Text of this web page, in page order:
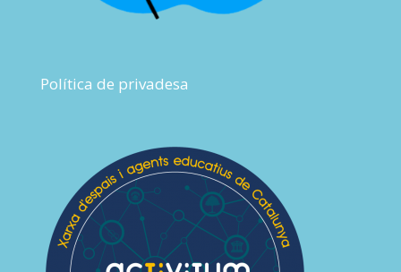
Política de privadesa